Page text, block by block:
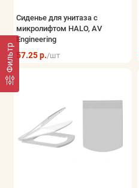
Фильтр
Сиденье для унитаза с
микролифтом HALO, AV
Engineering
57.25 р./шт